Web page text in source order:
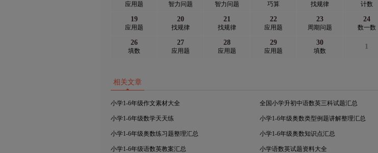
应用题 智力问题 智力问题 巧算 找规律 计数
19
应用题
20
找规律
21
找规律
22
应用题
23
周期问题
24
数一数
26
填数
27
应用题
28
应用题
29
应用题
30
填数
1
相关文章
小学1-6年级作文素材大全 全国小学升初中语数英三科试题汇总
小学1-6年级数学天天练 小学1-6年级奥数类型例题讲解整理汇总
小学1-6年级奥数练习题整理汇总 小学1-6年级奥数知识点汇总
小学1-6年级语数英教案汇总 小学语数英试题资料大全